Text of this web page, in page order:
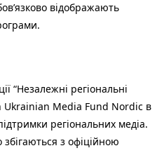
відображають
“Незалежні регіональні
Ukrainian Media Fund Nordic в
регіональних медіа.
з офіційною